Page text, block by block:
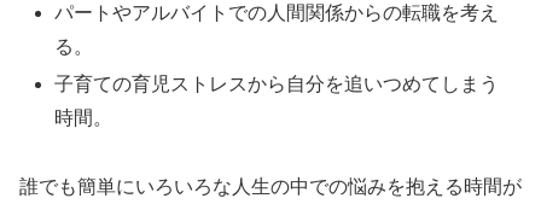
パートやアルバイトでの人間関係からの転職を考え
る。
子育ての育児ストレスから自分を追いつめてしまう
時間。
誰でも簡単にいろいろな人生の中での悩みを抱える時間が